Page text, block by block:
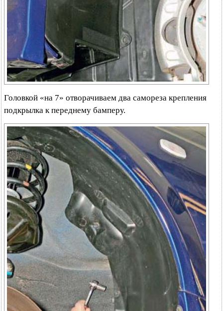
Головкой «на 7» отворачиваем два самореза крепления
подкрылка к переднему бамперу.